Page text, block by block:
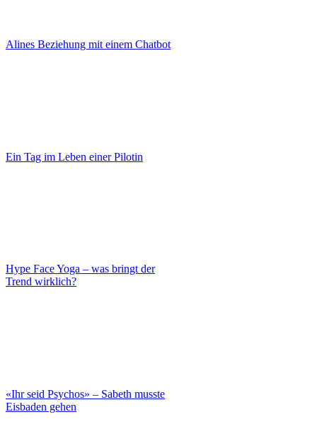
Alines Beziehung mit einem Chatbot
Ein Tag im Leben einer Pilotin
Hype Face Yoga – was bringt der
Trend wirklich?
«Ihr seid Psychos» – Sabeth musste
Eisbaden gehen